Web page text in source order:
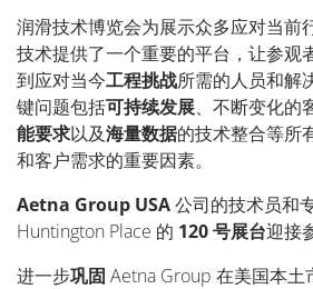
润滑技术博览会为展示众多应对当前
技术提供了一个重要的平台，让参观
到应对当今工程挑战所需的人员和解
键问题包括可持续发展、不断变化的
能要求以及海量数据的技术整合等所
和客户需求的重要因素。
Aetna Group USA公司的技术员和
Huntington Place 的 120号展台迎接
进一步巩固 Aetna Group 在美国本土